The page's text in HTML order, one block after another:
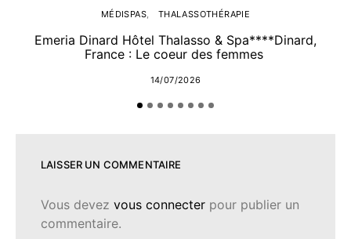
MÉDISPAS THALASSOTHÉRAPIE
Emeria Dinard Hôtel Thalasso & Spa****Dinard,
France : Le coeur des femmes
14/07/2026
LAISSER UN COMMENTAIRE
Vous devez vous connecter pour publier un
commentaire.